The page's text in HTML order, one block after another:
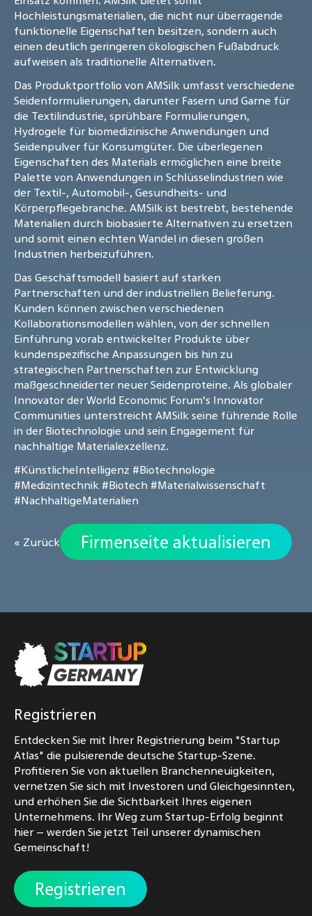
Hochleistungsmaterialien, die nicht nur überragende
funktionelle Eigenschaften besitzen, sondern auch
einen deutlich geringeren ökologischen Fußabdruck
aufweisen als traditionelle Alternativen.
Das Produktportfolio von AMSilk umfasst verschiedene
Seidenformulierungen, darunter Fasern und Garne für
die Textilindustrie, sprühbare Formulierungen,
Hydrogele für biomedizinische Anwendungen und
Seidenpulver für Konsumgüter. Die überlegenen
Eigenschaften des Materials ermöglichen eine breite
Palette von Anwendungen in Schlüsselindustrien wie
der Textil-, Automobil-, Gesundheits- und
Körperpflegebranche. AMSilk ist bestrebt, bestehende
Materialien durch biobasierte Alternativen zu ersetzen
und somit einen echten Wandel in diesen großen
Industrien herbeizuführen.
Das Geschäftsmodell basiert auf starken
Partnerschaften und der industriellen Belieferung.
Kunden können zwischen verschiedenen
Kollaborationsmodellen wählen, von der schnellen
Einführung vorab entwickelter Produkte über
kundenspezifische Anpassungen bis hin zu
strategischen Partnerschaften zur Entwicklung
maßgeschneiderter neuer Seidenproteine. Als globaler
Innovator der World Economic Forum’s Innovator
Communities unterstreicht AMSilk seine führende Rolle
in der Biotechnologie und sein Engagement für
nachhaltige Materialexzellenz.
#KünstlicheIntelligenz #Biotechnologie
#Medizintechnik #Biotech #Materialwissenschaft
#NachhaltigeMaterialien
« Zurück Firmenseite aktualisieren
Registrieren
Entdecken Sie mit Ihrer Registrierung beim "Startup
Atlas" die pulsierende deutsche Startup-Szene.
Profitieren Sie von aktuellen Branchenneuigkeiten,
vernetzen Sie sich mit Investoren und Gleichgesinnten,
und erhöhen Sie die Sichtbarkeit Ihres eigenen
Unternehmens. Ihr Weg zum Startup-Erfolg beginnt
hier – werden Sie jetzt Teil unserer dynamischen
Gemeinschaft!
Registrieren